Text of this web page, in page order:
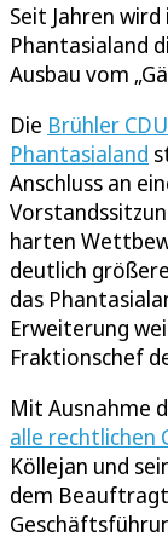
Seit Jahren
Phantasialand
Ausbau vom
Die Brühler CDU
Phantasialand
Anschluss an
harten
deutlich
das
Erweiterung
Fraktionschef
Mit Ausnahme
alle rechtlichen
Köllejan und
dem